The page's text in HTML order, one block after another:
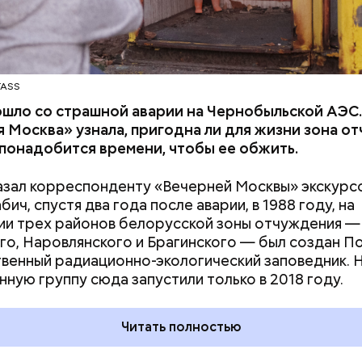
со страшной аварии на Чернобыльской АЭС.
Москва» узнала, пригодна ли для жизни зона
времени, чтобы ее обжить.
корреспонденту «Вечерней Москвы»
спустя два года после аварии, в 1988 году, на
трех районов белорусской зоны отчуждения —
Наровлянского и Брагинского — был создан
радиационно-экологический заповедник.
группу сюда запустили только в 2018 году.
Читать полностью
не столь разрушительны, как ядерные
перспективе. Десятилетия антропогенных
атмосферы могут быть не менее
Тогда, в 2007 году, один из спонсоров
Стивен Хокинг призвал
и технологии влияют на климатические
могут навсегда изменить жизнь на Земле.